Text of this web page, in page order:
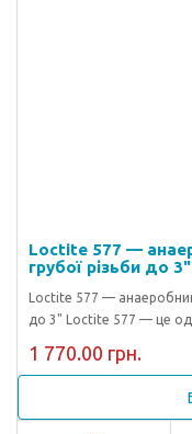
Loctite 577 —
грубої різьби до 3"
Loctite 577 — анаеробний
до 3" Loctite 577 — це
1 770.00 грн.